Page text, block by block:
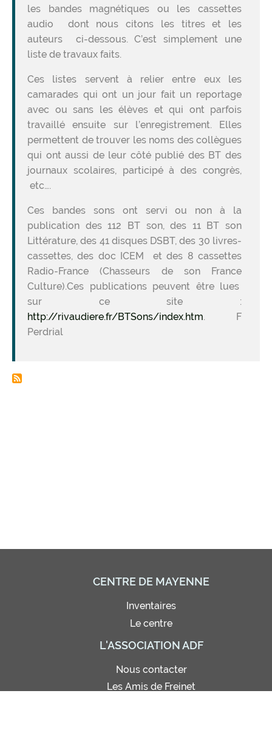
les bandes magnétiques ou les cassettes
audio dont nous citons les titres et les
auteurs ci-dessous. C’est simplement une
liste de travaux faits.
Ces listes servent à relier entre eux les
camarades qui ont un jour fait un reportage
avec ou sans les élèves et qui ont parfois
travaillé ensuite sur l’enregistrement. Elles
permettent de trouver les noms des collègues
qui ont aussi de leur côté publié des BT des
journaux scolaires, participé à des congrès,
etc….
Ces bandes sons ont servi ou non à la
publication des 112 BT son, des 11 BT son
Littérature, des 41 disques DSBT, des 30 livres-
cassettes, des doc ICEM et des 8 cassettes
Radio-France (Chasseurs de son France
Culture).Ces publications peuvent être lues
sur ce site :
http://rivaudiere.fr/BTSons/index.htm. F
Perdrial
CENTRE DE MAYENNE
Inventaires
Le centre
L'ASSOCIATION ADF
Nous contacter
Les Amis de Freinet